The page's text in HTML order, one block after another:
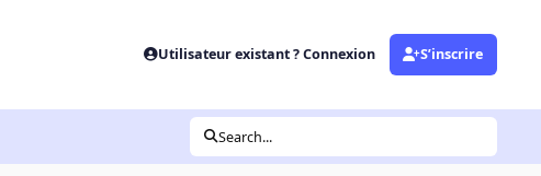
Utilisateur existant ? Connexion S’inscrire
Search...